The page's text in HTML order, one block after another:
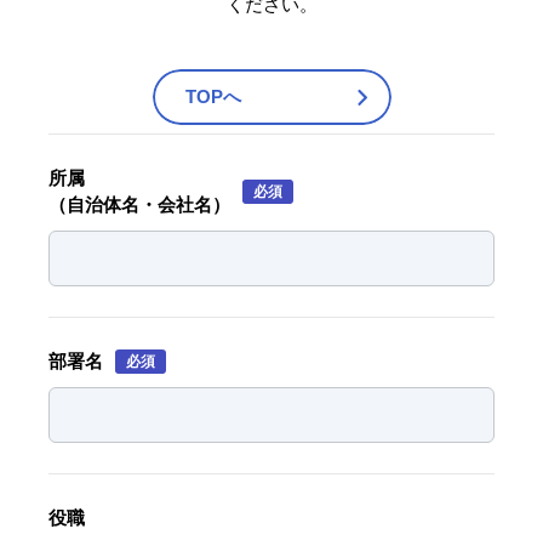
ください。
TOPへ
所属
（自治体名・会社名）
必須
部署名 必須
役職